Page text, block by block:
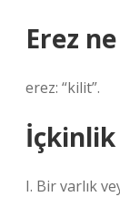
Erez
erez: “kilit”.
İçkinlik
I. Bir varlık